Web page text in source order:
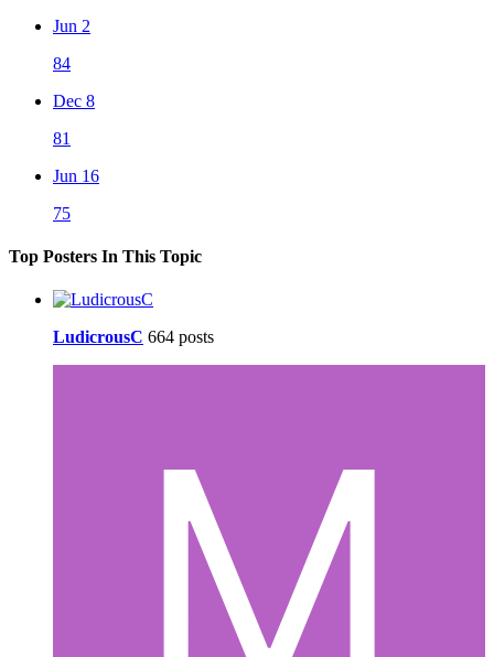
Jun 2
84
Dec 8
81
Jun 16
75
Top Posters In This Topic
LudicrousC 664 posts